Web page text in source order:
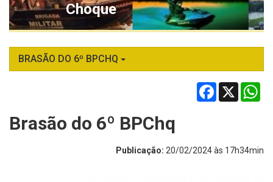
menu
busca
Choque
BRASÃO DO 6º BPCHQ
Facebook
X
Brasão do 6º BPChq
Publicação: 20/02/2024 às 17h34min